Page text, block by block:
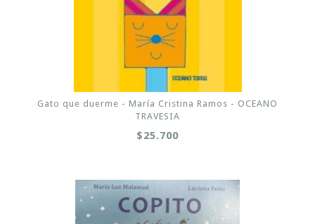
Gato que duerme - María Cristina Ramos - OCEANO
TRAVESIA
$25.700